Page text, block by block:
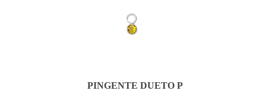
PINGENTE DUETO P